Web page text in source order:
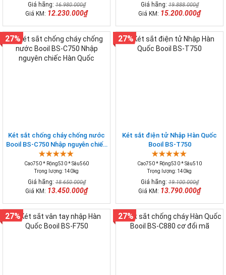
Giá hãng:16.980.000₫
Giá KM: 12.230.000₫
Giá hãng:19.888.000₫
Giá KM: 15.200.000₫
Két sắt chống cháy chống nước
Booil BS-C750 Nhập nguyên chiếc
Hàn Quốc
Cao750 * Rộng530 * Sâu560
Trọng lượng: 140kg
Giá hãng:18.650.000₫
Giá KM: 13.450.000₫
27%
Két sắt điện tử Nhập Hàn Quốc
Booil BS-T750
Cao750 * Rộng530 * Sâu510
Trọng lượng: 140kg
Giá hãng:19.100.000₫
Giá KM: 13.790.000₫
27%
27% 27%